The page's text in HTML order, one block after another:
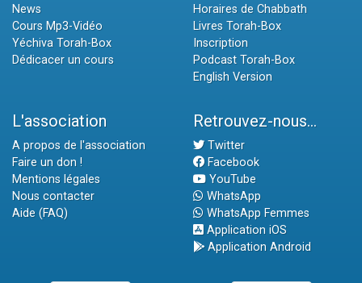
News
Cours Mp3-Vidéo
Yéchiva Torah-Box
Dédicacer un cours
Horaires de Chabbath
Livres Torah-Box
Inscription
Podcast Torah-Box
English Version
L'association
A propos de l'association
Faire un don !
Mentions légales
Nous contacter
Aide (FAQ)
Retrouvez-nous...
Twitter
Facebook
YouTube
WhatsApp
WhatsApp Femmes
Application iOS
Application Android